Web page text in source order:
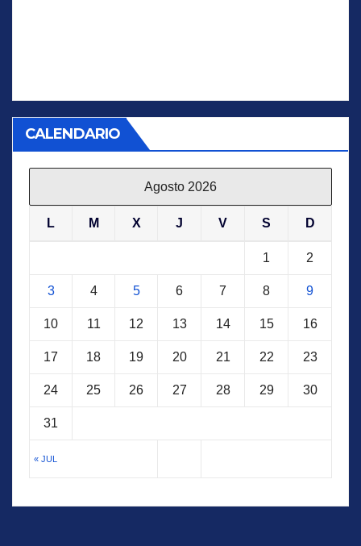
CALENDARIO
Agosto 2026
L M X J V S D
« JUL
1 2
3 4 5 6 7 8 9
10 11 12 13 14 15 16
17 18 19 20 21 22 23
24 25 26 27 28 29 30
31